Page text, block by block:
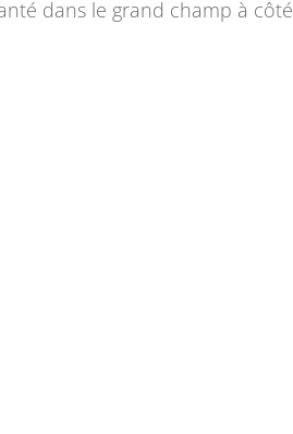
dans le grand champ à côté